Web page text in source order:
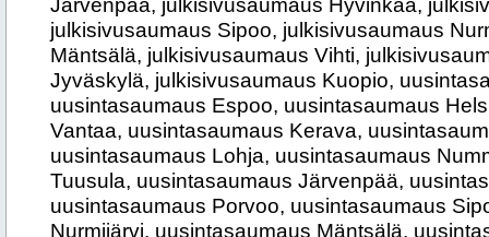
julkisivusaumaus Sipoo, julkisivusaumaus
Mäntsälä, julkisivusaumaus Vihti,
Jyväskylä, julkisivusaumaus Kuopio,
uusintasaumaus Espoo, uusintasaumaus
Vantaa, uusintasaumaus Kerava,
uusintasaumaus Lohja, uusintasaumaus
Tuusula, uusintasaumaus Järvenpää,
uusintasaumaus Porvoo, uusintasaumaus
Nurmijärvi, uusintasaumaus Mäntsälä,